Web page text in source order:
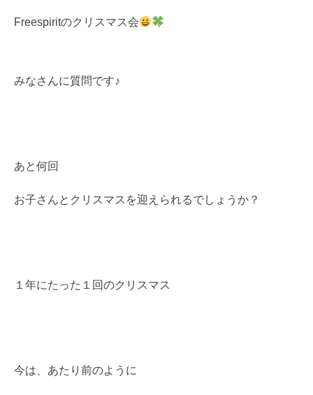
Freespiritのクリスマス会
みなさんに質問です♪
あと何回
お子さんとクリスマスを迎えられるでしょうか？
１年にたった１回のクリスマス
今は、あたり前のように